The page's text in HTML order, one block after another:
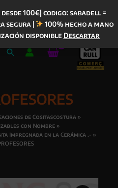
desde 100€| codigo: sabadell =
segura |
100% hecho a mano
disponible Descartar
Buscar
de Cositascostura
con Nombre
Impregnada en la Cerámica .-